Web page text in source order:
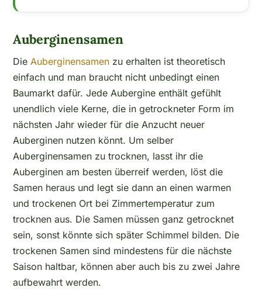
Auberginensamen
Die Auberginensamen zu erhalten ist theoretisch
einfach und man braucht nicht unbedingt einen
Baumarkt dafür. Jede Aubergine enthält gefühlt
unendlich viele Kerne, die in getrockneter Form im
nächsten Jahr wieder für die Anzucht neuer
Auberginen nutzen könnt. Um selber
Auberginensamen zu trocknen, lasst ihr die
Auberginen am besten überreif werden, löst die
Samen heraus und legt sie dann an einen warmen
und trockenen Ort bei Zimmertemperatur zum
trocknen aus. Die Samen müssen ganz getrocknet
sein, sonst könnte sich später Schimmel bilden. Die
trockenen Samen sind mindestens für die nächste
Saison haltbar, können aber auch bis zu zwei Jahre
aufbewahrt werden.